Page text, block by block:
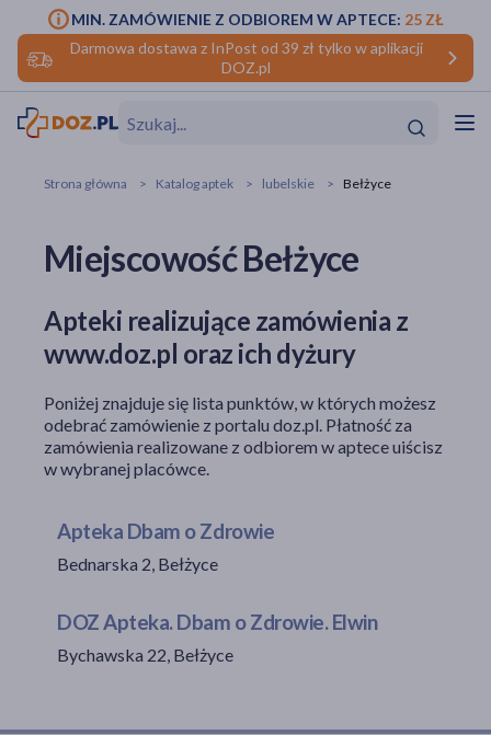
Darmowa dostawa z InPost od 39 zł tylko w aplikacji
DOZ.pl
MIN. ZAMÓWIENIE Z ODBIOREM W APTECE: 25 ZŁ
makijażu
Strona główna Katalog aptek lubelskie Bełżyce
Miejscowość Bełżyce
Apteki realizujące zamówienia z
www.doz.pl oraz ich dyżury
Poniżej znajduje się lista punktów, w których możesz
odebrać zamówienie z portalu doz.pl. Płatność za
zamówienia realizowane z odbiorem w aptece uiścisz
w wybranej placówce.
Apteka Dbam o Zdrowie
Bednarska 2, Bełżyce
DOZ Apteka. Dbam o Zdrowie. Elwin
Bychawska 22, Bełżyce